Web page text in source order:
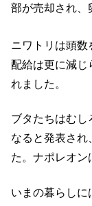
部が売却され、
ニワトリは頭数
配給は更に減じ
れました。
ブタたちはむし
なると発表され
た。ナポレオン
いまの暮らしに